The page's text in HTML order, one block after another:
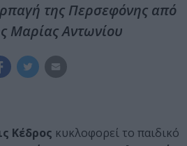
της Περσεφόνης από
Μαρίας Αντωνίου
Κέδρος κυκλοφορεί το παιδικό